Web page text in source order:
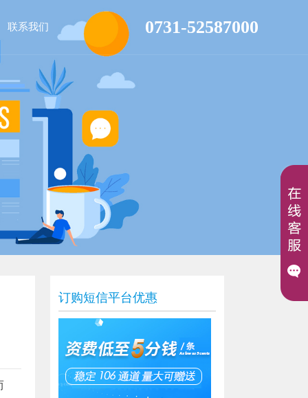
联系我们 0731-52587000
订购短信平台优惠